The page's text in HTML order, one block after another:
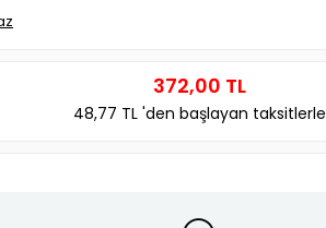
372,00 TL
48,77 TL 'den başlayan taksitlerle